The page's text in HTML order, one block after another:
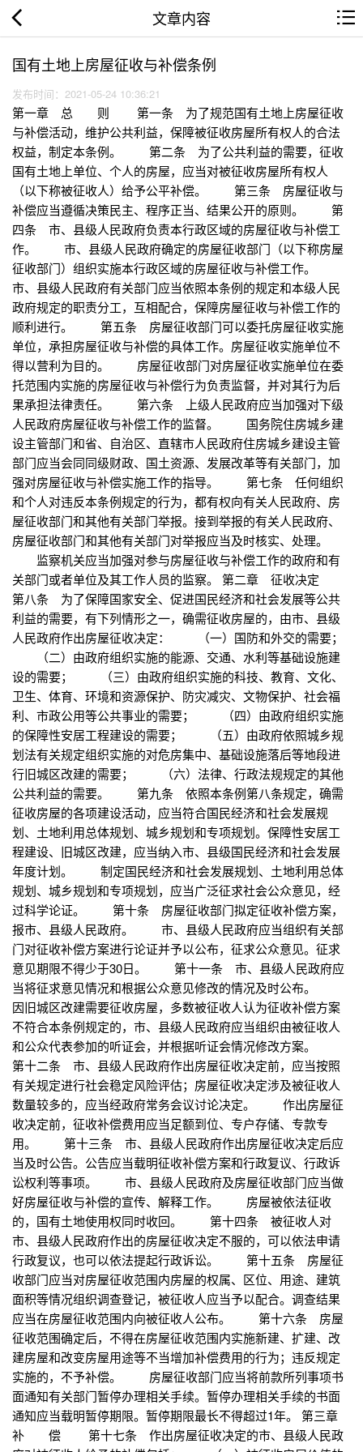
文章内容
国有土地上房屋征收与补偿条例
发布时间：2021-05-24 10:36:21
第一章 总 则 第一条 为了规范国有土地上房屋征收
与补偿活动，维护公共利益，保障被征收房屋所有权人的合法
权益，制定本条例。 第二条 为了公共利益的需要，征收
国有土地上单位、个人的房屋，应当对被征收房屋所有权人
（以下称被征收人）给予公平补偿。 第三条 房屋征收与
补偿应当遵循决策民主、程序正当、结果公开的原则。 第
四条 市、县级人民政府负责本行政区域的房屋征收与补偿工
作。 市、县级人民政府确定的房屋征收部门（以下称房屋
征收部门）组织实施本行政区域的房屋征收与补偿工作。
市、县级人民政府有关部门应当依照本条例的规定和本级人民
政府规定的职责分工，互相配合，保障房屋征收与补偿工作的
顺利进行。 第五条 房屋征收部门可以委托房屋征收实施
单位，承担房屋征收与补偿的具体工作。房屋征收实施单位不
得以营利为目的。 房屋征收部门对房屋征收实施单位在委
托范围内实施的房屋征收与补偿行为负责监督，并对其行为后
果承担法律责任。 第六条 上级人民政府应当加强对下级
人民政府房屋征收与补偿工作的监督。 国务院住房城乡建
设主管部门和省、自治区、直辖市人民政府住房城乡建设主管
部门应当会同同级财政、国土资源、发展改革等有关部门，加
强对房屋征收与补偿实施工作的指导。 第七条 任何组织
和个人对违反本条例规定的行为，都有权向有关人民政府、房
屋征收部门和其他有关部门举报。接到举报的有关人民政府、
房屋征收部门和其他有关部门对举报应当及时核实、处理。
监察机关应当加强对参与房屋征收与补偿工作的政府和有
关部门或者单位及其工作人员的监察。 第二章 征收决定
第八条 为了保障国家安全、促进国民经济和社会发展等公共
利益的需要，有下列情形之一，确需征收房屋的，由市、县级
人民政府作出房屋征收决定： （一）国防和外交的需要；
（二）由政府组织实施的能源、交通、水利等基础设施建
设的需要； （三）由政府组织实施的科技、教育、文化、
卫生、体育、环境和资源保护、防灾减灾、文物保护、社会福
利、市政公用等公共事业的需要； （四）由政府组织实施
的保障性安居工程建设的需要； （五）由政府依照城乡规
划法有关规定组织实施的对危房集中、基础设施落后等地段进
行旧城区改建的需要； （六）法律、行政法规规定的其他
公共利益的需要。 第九条 依照本条例第八条规定，确需
征收房屋的各项建设活动，应当符合国民经济和社会发展规
划、土地利用总体规划、城乡规划和专项规划。保障性安居工
程建设、旧城区改建，应当纳入市、县级国民经济和社会发展
年度计划。 制定国民经济和社会发展规划、土地利用总体
规划、城乡规划和专项规划，应当广泛征求社会公众意见，经
过科学论证。 第十条 房屋征收部门拟定征收补偿方案，
报市、县级人民政府。 市、县级人民政府应当组织有关部
门对征收补偿方案进行论证并予以公布，征求公众意见。征求
意见期限不得少于30日。 第十一条 市、县级人民政府应
当将征求意见情况和根据公众意见修改的情况及时公布。
因旧城区改建需要征收房屋，多数被征收人认为征收补偿方案
不符合本条例规定的，市、县级人民政府应当组织由被征收人
和公众代表参加的听证会，并根据听证会情况修改方案。
第十二条 市、县级人民政府作出房屋征收决定前，应当按照
有关规定进行社会稳定风险评估；房屋征收决定涉及被征收人
数量较多的，应当经政府常务会议讨论决定。 作出房屋征
收决定前，征收补偿费用应当足额到位、专户存储、专款专
用。 第十三条 市、县级人民政府作出房屋征收决定后应
当及时公告。公告应当载明征收补偿方案和行政复议、行政诉
讼权利等事项。 市、县级人民政府及房屋征收部门应当做
好房屋征收与补偿的宣传、解释工作。 房屋被依法征收
的，国有土地使用权同时收回。 第十四条 被征收人对
市、县级人民政府作出的房屋征收决定不服的，可以依法申请
行政复议，也可以依法提起行政诉讼。 第十五条 房屋征
收部门应当对房屋征收范围内房屋的权属、区位、用途、建筑
面积等情况组织调查登记，被征收人应当予以配合。调查结果
应当在房屋征收范围内向被征收人公布。 第十六条 房屋
征收范围确定后，不得在房屋征收范围内实施新建、扩建、改
建房屋和改变房屋用途等不当增加补偿费用的行为；违反规定
实施的，不予补偿。 房屋征收部门应当将前款所列事项书
面通知有关部门暂停办理相关手续。暂停办理相关手续的书面
通知应当载明暂停期限。暂停期限最长不得超过1年。 第三章
补 偿 第十七条 作出房屋征收决定的市、县级人民政